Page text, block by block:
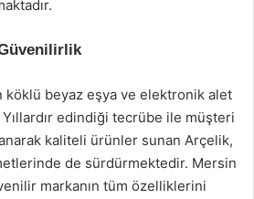
köklü beyaz eşya ve elektronik alet
edindiği tecrübe ile müşteri
kaliteli ürünler sunan Arçelik,
de sürdürmektedir. Mersin
markanın tüm özelliklerini